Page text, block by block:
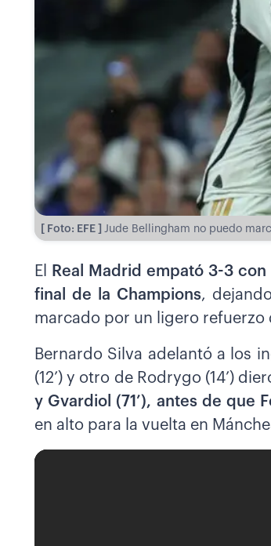
[ Foto: EFE ] Jude Bellingham no puedo
El
Real Madrid empató 3-3
final de la Champions,
marcado por un ligero refuerzo
Bernardo Silva adelantó a los
(12’) y otro de Rodrygo (14’)
y Gvardiol (71’), antes de que
en alto para la vuelta en